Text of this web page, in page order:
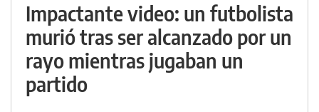
Impactante video: un futbolista
murió tras ser alcanzado por un
rayo mientras jugaban un
partido